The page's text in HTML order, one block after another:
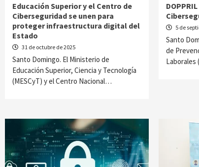
Educación Superior y el Centro de
Ciberseguridad se unen para
proteger infraestructura digital del
Estado
31 de octubre de 2025
Santo Domingo. El Ministerio de
Educación Superior, Ciencia y Tecnología
(MESCyT) y el Centro Nacional…
5 de
Santo
de
Laborales